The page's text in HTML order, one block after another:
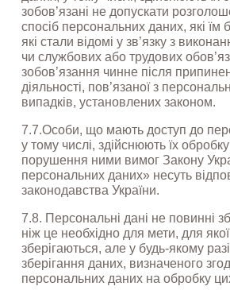
зобов’язані не допускати
спосіб персональних даних, які їм
які стали відомі у зв’язку з
чи службових або трудових
зобов’язання чинне після
діяльності, пов’язаної з
випадків, установлених законом.
7.7.Особи, що мають доступ до
у тому числі, здійснюють їх обробку
порушення ними вимог Закону
персональних даних» несуть
законодавства України.
7.8. Персональні дані не повинні
ніж це необхідно для мети, для якої
зберігаються, але у будь-якому
зберігання даних, визначеного
персональних даних на обробку